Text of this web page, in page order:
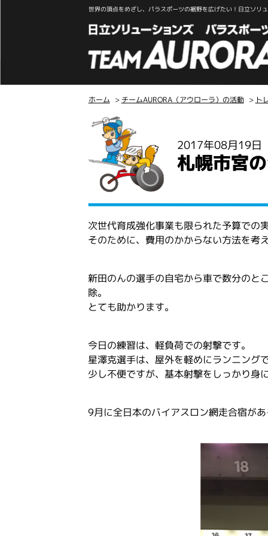
世界の頂点をめざし、パラスポーツの裾野を広げたい！日立ソリ
ホーム > チームAURORA（アウローラ）の活動 > ト
2017年08月19日
札幌市宮
次世代育成強化事業も限られた予算での
そのために、費用のかからない方法を考
新田のんの選手の自宅から車で数分のと
除。
とても助かります。
今日の練習は、軽負荷での射撃です。
星澤克選手は、屋外を軽めにランニング
少し不便ですが、基本射撃をしっかり身
9月に全日本のバイアスロン網走合宿が